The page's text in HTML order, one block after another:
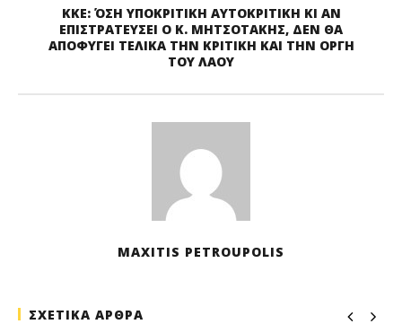
ΚΚΕ: ΌΣΗ ΥΠΟΚΡΙΤΙΚΗ ΑΥΤΟΚΡΙΤΙΚΗ ΚΙ ΑΝ
ΕΠΙΣΤΡΑΤΕΥΣΕΙ Ο Κ. ΜΗΤΣΟΤΑΚΗΣ, ΔΕΝ ΘΑ
ΑΠΟΦΥΓΕΙ ΤΕΛΙΚΑ ΤΗΝ ΚΡΙΤΙΚΗ ΚΑΙ ΤΗΝ ΟΡΓΗ
ΤΟΥ ΛΑΟΥ
MAXITIS PETROUPOLIS
ΣΧΕΤΙΚΑ ΑΡΘΡΑ